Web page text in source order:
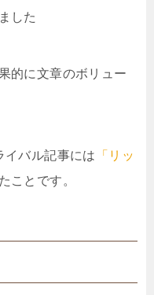
した
的に文章のボリュー
イバル記事には
「リッ
ことです。